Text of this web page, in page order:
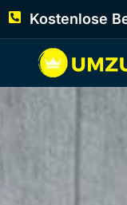
Kostenlose